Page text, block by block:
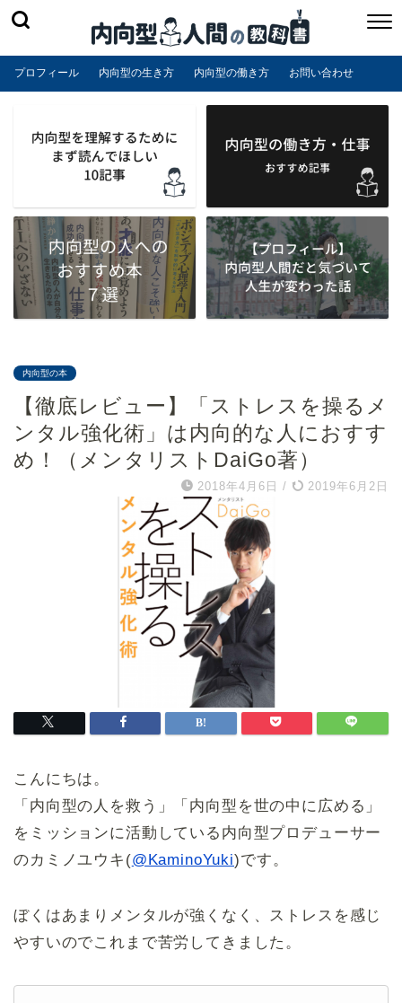
プロフィール 内向型の生き方 内向型の働き方 お問い合わせ
内向型の本
【徹底レビュー】「ストレスを操るメ
ンタル強化術」は内向的な人におすす
め！（メンタリストDaiGo著）
2018年4月6日 / 2019年6月2日
こんにちは。
「内向型の人を救う」「内向型を世の中に広める」
をミッションに活動している内向型プロデューサー
のカミノユウキ(@KaminoYuki)です。
ぼくはあまりメンタルが強くなく、ストレスを感じ
やすいのでこれまで苦労してきました。